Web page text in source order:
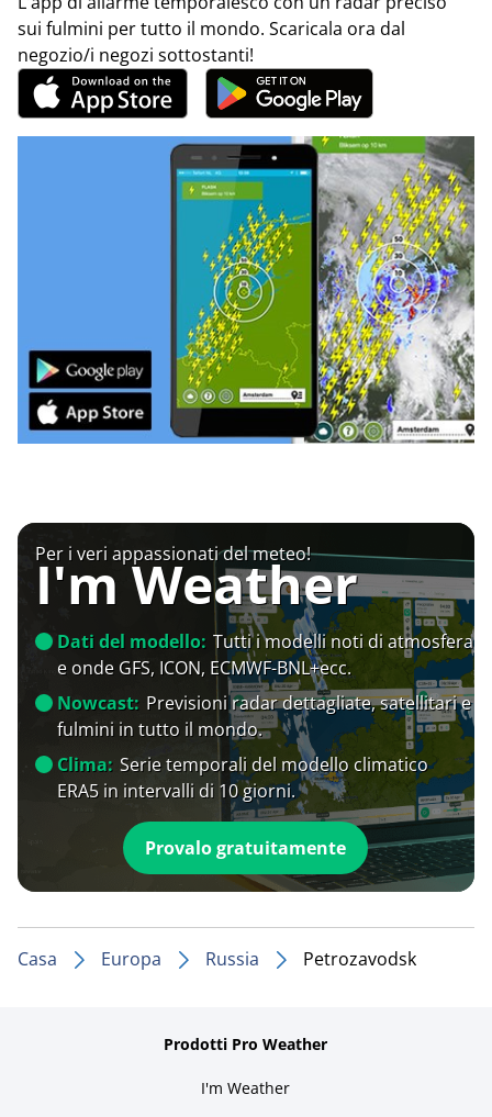
sui fulmini per tutto il mondo. Scaricala ora dal
negozio/i negozi sottostanti!
Per i veri appassionati del meteo!
I'm Weather
Dati del modello: Tutti i modelli noti di atmosfera
e onde GFS, ICON, ECMWF-BNL+ecc.
Nowcast: Previsioni radar dettagliate, satellitari e
fulmini in tutto il mondo.
Clima: Serie temporali del modello climatico
ERA5 in intervalli di 10 giorni.
Provalo gratuitamente
Casa Europa Russia Petrozavodsk
Prodotti Pro Weather
I'm Weather